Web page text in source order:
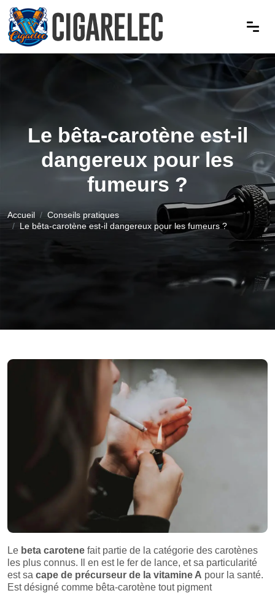
Le bêta-carotène est-il
dangereux pour les
fumeurs ?
Accueil
Conseils pratiques
Le bêta-carotène est-il dangereux pour les fumeurs ?
Le beta carotene fait partie de la catégorie des carotènes
les plus connus. Il en est le fer de lance, et sa particularité
est sa cape de précurseur de la vitamine A pour la santé.
Est désigné comme bêta-carotène tout pigment